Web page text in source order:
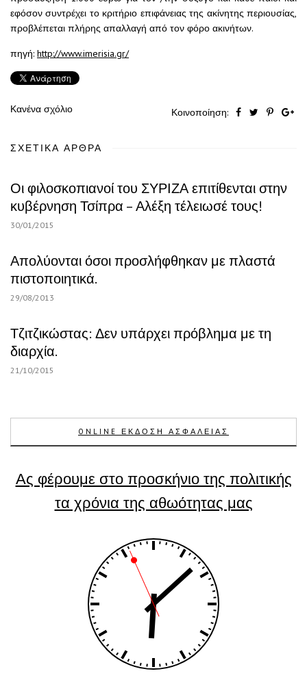
εφόσον συντρέχει το κριτήριο επιφάνειας της ακίνητης περιουσίας,
προβλέπεται πλήρης απαλλαγή από τον φόρο ακινήτων.
πηγή: http://www.imerisia.gr/
Κανένα σχόλιο Κοινοποίηση:
ΣΧΕΤΙΚΆ ΆΡΘΡΑ
Οι φιλοσκοπιανοί του ΣΥΡΙΖΑ επιτίθενται στην
κυβέρνηση Τσίπρα – Αλέξη τέλειωσέ τους!
30/01/2015
Απολύονται όσοι προσλήφθηκαν με πλαστά
πιστοποιητικά.
29/08/2013
Τζιτζικώστας: Δεν υπάρχει πρόβλημα με τη
διαρχία.
21/10/2015
ONLINE ΕΚΔΟΣΗ ΑΣΦΑΛΕΙΑΣ
Ας φέρουμε στο προσκήνιο της πολιτικής
τα χρόνια της αθωότητας μας